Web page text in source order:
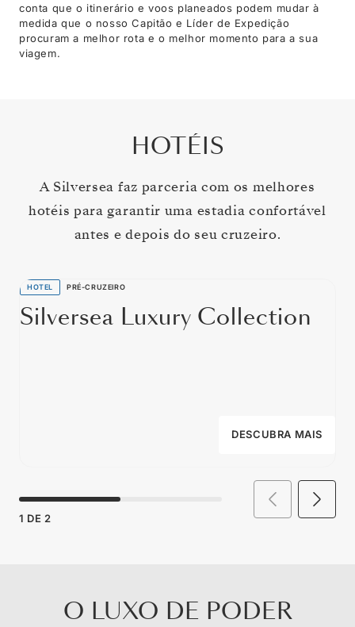
conta que o itinerário e voos planeados podem mudar à
medida que o nosso Capitão e Líder de Expedição
procuram a melhor rota e o melhor momento para a sua
viagem.
HOTÉIS
A Silversea faz parceria com os melhores
hotéis para garantir uma estadia confortável
antes e depois do seu cruzeiro.
HOTEL PRÉ-CRUZEIRO
Silversea Luxury Collection
DESCUBRA MAIS
1 DE 2
O LUXO DE PODER